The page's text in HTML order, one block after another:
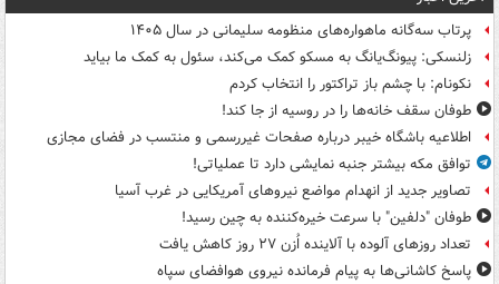
پرتاب سه‌گانه ماهواره‌های منظومه سلیمانی در سال ۱۴۰۵
زلنسکی: پیونگ‌یانگ به مسکو کمک می‌کند، سئول به کمک ما بیاید
نکونام: با چشم باز تراکتور را انتخاب کردم
طوفان سقف خانه‌ها را در روسیه از جا ‌کند!
اطلاعیه باشگاه خیبر درباره صفحات غیررسمی و منتسب در فضای مجازی
توافق مکه بیشتر جنبه نمایشی دارد تا عملیاتی!
تصاویر جدید از انهدام مواضع نیروهای آمریکایی در غرب آسیا
طوفان "دلفین" با سرعت خیره‌کننده به چین رسید!
تعداد روزهای آلوده با آلاینده اُزن ۲۷ روز کاهش یافت
پاسخ کاشانی‌ها به پیام فرمانده نیروی هوافضای سپاه